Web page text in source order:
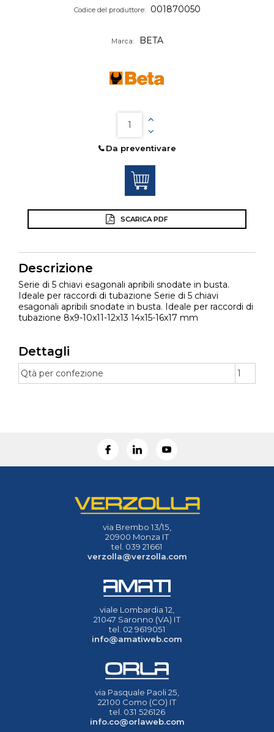
Codice del produttore: 001870050
Marca: BETA
Da preventivare
SCARICA PDF
Descrizione
Serie di 5 chiavi esagonali apribili snodate in busta.
Ideale per raccordi di tubazione Serie di 5 chiavi
esagonali apribili snodate in busta. Ideale per raccordi di
tubazione 8x9-10x11-12x13 14x15-16x17 mm
Dettagli
Qtà per confezione 1
via Brembo 13/15,
20900 Monza IT
tel. 039 21661
verzolla@verzolla.com
viale Lombardia 12,
21047 Saronno (VA) IT
tel. 02 9619051
info@amatiweb.com
via Pasquale Paoli 25,
22100 Como (CO) IT
tel. 031 526126
info.co@orlaweb.com